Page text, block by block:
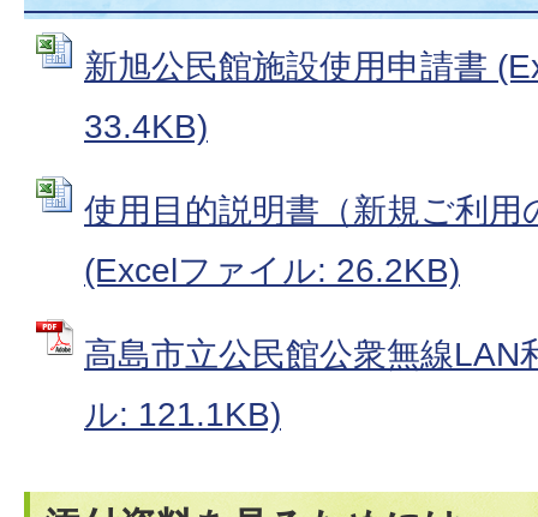
新旭公民館施設使用申請書
33.4KB)
使用目的説明書（新規ご利
(Excelファイル: 26.2KB)
高島市立公民館公衆無線LAN
ル: 121.1KB)